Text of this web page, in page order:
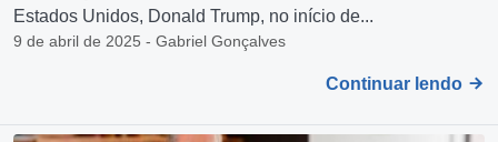
Estados Unidos, Donald Trump, no início de...
9 de abril de 2025 - Gabriel Gonçalves
Continuar lendo